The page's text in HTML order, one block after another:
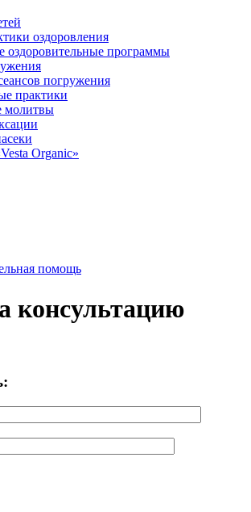
оздоровления
оздоровительные программы
погружения
практики
молитвы
Organic»
помощь
консультацию